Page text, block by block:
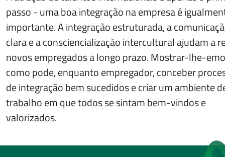
passo - uma boa integração na empresa é
importante. A integração estruturada, a
clara e a consciencialização intercultural ajudam a
novos empregados a longo prazo. Mostrar-lhe-
como pode, enquanto empregador, conceber
de integração bem sucedidos e criar um ambiente
trabalho em que todos se sintam bem-vindos e
valorizados.